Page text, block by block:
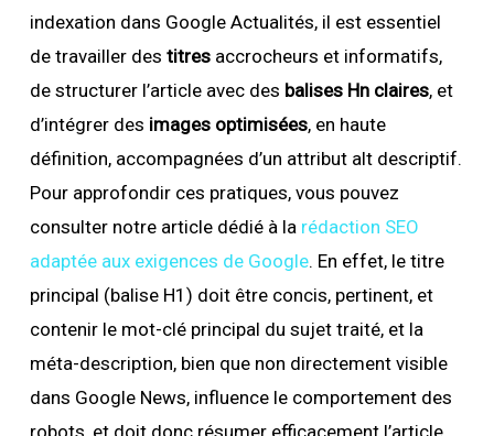
indexation dans Google Actualités, il est essentiel
de travailler des titresaccrocheurs et informatifs,
de structurer l’article avec des balises Hn claires, et
d’intégrer des images optimisées, en haute
définition, accompagnées d’un attribut alt descriptif.
Pour approfondir ces pratiques, vous pouvez
consulter notre article dédié à la rédaction SEO
adaptée aux exigences de Google. En effet, le titre
principal (balise H1) doit être concis, pertinent, et
contenir le mot-clé principal du sujet traité, et la
méta-description, bien que non directement visible
dans Google News, influence le comportement des
robots, et doit donc résumer efficacement l’article.